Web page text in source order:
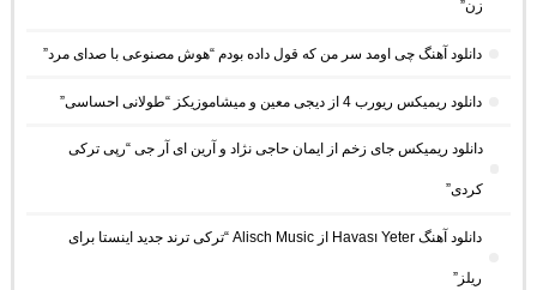
زن”
دانلود آهنگ چی اومد سر من که قول داده بودم “هوش مصنوعی با صدای مرد”
دانلود ریمیکس ریورب 4 از دیجی معین و میشاموزیکز “طولانی احساسی”
دانلود ریمیکس جای زخم از ایمان حاجی نژاد و آرین ای آر جی “رپی ترکی
کردی”
دانلود آهنگ Havası Yeter از Alisch Music “ترکی ترند جدید اینستا برای
ریلز”